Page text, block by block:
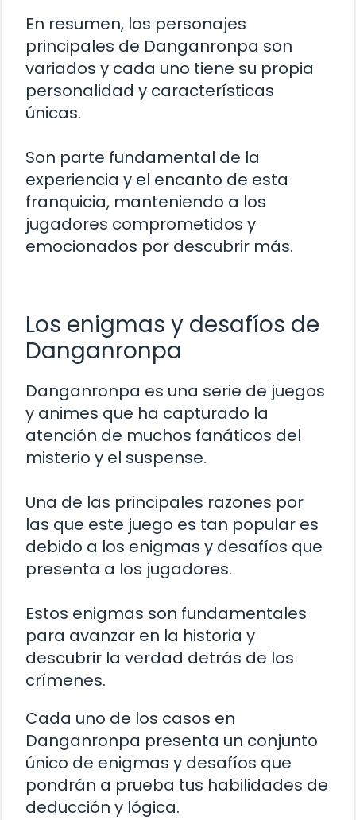
En resumen, los personajes
principales de Danganronpa son
variados y cada uno tiene su propia
personalidad y características
únicas.
Son parte fundamental de la
experiencia y el encanto de esta
franquicia, manteniendo a los
jugadores comprometidos y
emocionados por descubrir más.
Los enigmas y desafíos de
Danganronpa
Danganronpa es una serie de juegos
y animes que ha capturado la
atención de muchos fanáticos del
misterio y el suspense.
Una de las principales razones por
las que este juego es tan popular es
debido a los enigmas y desafíos que
presenta a los jugadores.
Estos enigmas son fundamentales
para avanzar en la historia y
descubrir la verdad detrás de los
crímenes.
Cada uno de los casos en
Danganronpa presenta un conjunto
único de enigmas y desafíos que
pondrán a prueba tus habilidades de
deducción y lógica.